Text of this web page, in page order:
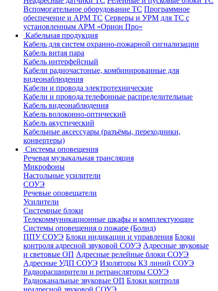
Вспомогательное оборудование ТС Программное
обеспечение и АРМ ТС Серверы и УРМ для ТС с
установленным АРМ «Орион Про»
Кабельная продукция
Кабель для систем охранно-пожарной сигнализации
Кабель витая пара
Кабель интерфейсный
Кабели радиочастоные, комбинированные для
видеонаблюдения
Кабели и провода электротехнические
Кабели и провода телефонные распределительные
Кабель видеонаблюдения
Кабель волоконно-оптический
Кабель акустический
Кабельные аксессуары (разъёмы, переходники,
конвертеры)
Системы оповещения
Речевая музыкальная трансляция
Микрофоны
Настольные усилители
СОУЭ
Речевые оповещатели
Усилители
Системные блоки
Телекоммуникационные шкафы и комплектующие
Системы оповещения о пожаре (Болид)
ППУ СОУЭ Блоки индикации и управления Блоки
контроля адресной звуковой СОУЭ Адресные звуковые
и световые ОП Адресные релейные блоки СОУЭ
Адресные УДП СОУЭ Изоляторы КЗ линий СОУЭ
Радиорасширители и ретрансляторы СОУЭ
Радиоканальные звуковые ОП Блоки контроля
неадресной звуковой СОУЭ